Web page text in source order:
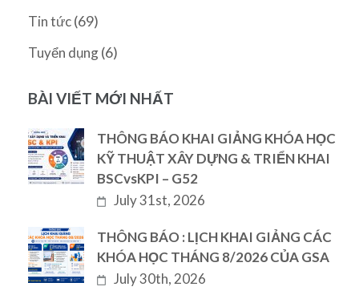
Tin tức(69)
Tuyển dụng(6)
BÀI VIẾT MỚI NHẤT
THÔNG BÁO KHAI GIẢNG KHÓA HỌC
KỸ THUẬT XÂY DỰNG & TRIỂN KHAI
BSCvsKPI – G52
July 31st, 2026
THÔNG BÁO : LỊCH KHAI GIẢNG CÁC
KHÓA HỌC THÁNG 8/2026 CỦA GSA
July 30th, 2026